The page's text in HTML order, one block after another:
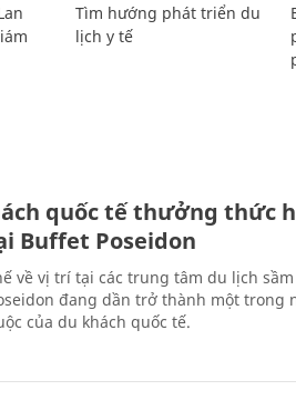
Tìm hướng phát triển du
lịch y tế
quốc tế thưởng thức
Buffet Poseidon
về vị trí tại các trung tâm du lịch
đang dần trở thành một trong
của du khách quốc tế.